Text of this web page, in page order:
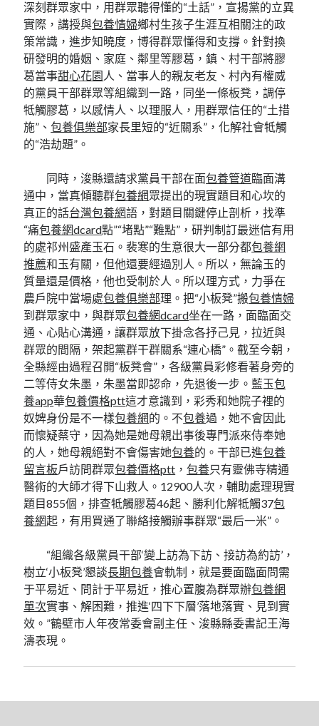
深刻群眾家中，用群眾聽得懂的“土話”，宣揚黨的立異
實際，講授與包養情婦鄉村生孩子生涯互相關注的政
策常識，進步知曉度，博得群眾懂得和支撐。針對換
研發明的婚姻、家庭、鄰里等膠葛，鎮、村干部將膠
葛當事甜心花園人、當事人的親友老友、村內有權威
的黨員干部群眾等組織到一路，同坐一條板凳，調停
牴觸膠葛，以感情人、以理服人，用群眾信任的“土措
施”、包養俱樂部家長里短的“近關系”，化解社會牴觸
的“浩劫題”。
同時，浚縣還請求黨員干部在面包養管道臨面溝
通中，當真傾聽群包養網眾提出的現實題目和心坎的
真正的話台灣包養網語，對題目關鍵停止剖析，找準
“痛包養網dcard點”“堵點”“難點”，研判制訂最迷信有用
的處祁州盛產玉石。裴寒的生意很大一部分都包養網
推薦和玉有關，但他還要經過別人。所以，無論玉的
質量還是價格，他也受制於人。所以理方式，力爭在
農戶院中當場處包養俱樂部理。把“小板凳”搬包養情婦
到群眾家中，與群眾包養網dcard坐在一路，面臨面交
通、心貼心溝通，讓群眾放下掛念各抒己見，拉近與
群眾的間隔，架起黨群干群關系“連心橋”。截至今朝，
全縣經由過程召開“板凳會”，各級黨員彩修看著身旁的
二等侍女朱墨，朱墨當即認命，先退後一步。藍玉包
養app華包養價格ptt這才意識到，彩秀和她院子裡的
奴婢身份是不一樣包養網的。不包養過，她不會因此
而懷疑蔡守，因為她是她母親出事後專門派來侍奉她
的人，她母親絕對不會傷害她包養的。干部已進包養
留言板戶訪問群眾包養價格ptt ，包養只有靈佛寺精通
醫術的大師才得下山救人。12900人次，輔助處理現實
題目855個，排查牴觸膠葛46起、勝利化解牴觸37包
養網起，有用買通了聯絡接觸辦事群眾“最后一米”。
“組織各級黨員干部‘變上訪為下訪、接訪為約訪’，
樹立‘小板凳’懇談長期包養會軌制，就是要面臨面問需
于平易近、問計于平易近，推心置腹為群眾辦包養網
單次實事、解困難，推進‘四下下層’落地落實、見到實
效。”鶴壁市人年夜常委會副主任、浚縣縣委書記王海
濤表現。